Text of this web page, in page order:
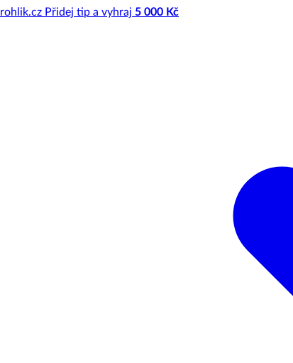
rohlik.cz Přidej tip a vyhraj 5 000 Kč